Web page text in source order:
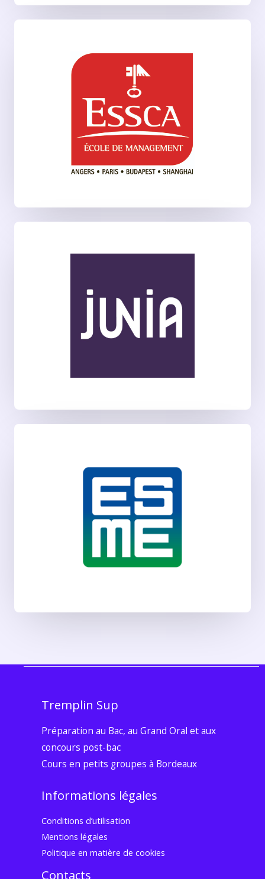
Tremplin Sup
Préparation au Bac, au Grand Oral et aux
concours post-bac
Cours en petits groupes à Bordeaux
Informations légales
Conditions d’utilisation
Mentions légales
Politique en matière de cookies
Contacts